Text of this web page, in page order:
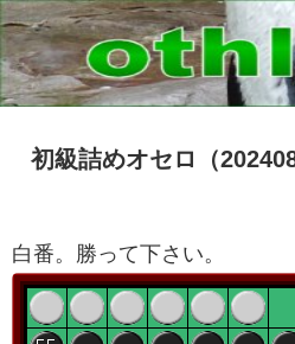
初級詰めオセロ（
白番。勝って下さい。